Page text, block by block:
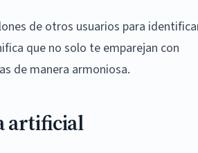
de otros usuarios para
que no solo te emparejan con
de manera armoniosa.
artificial